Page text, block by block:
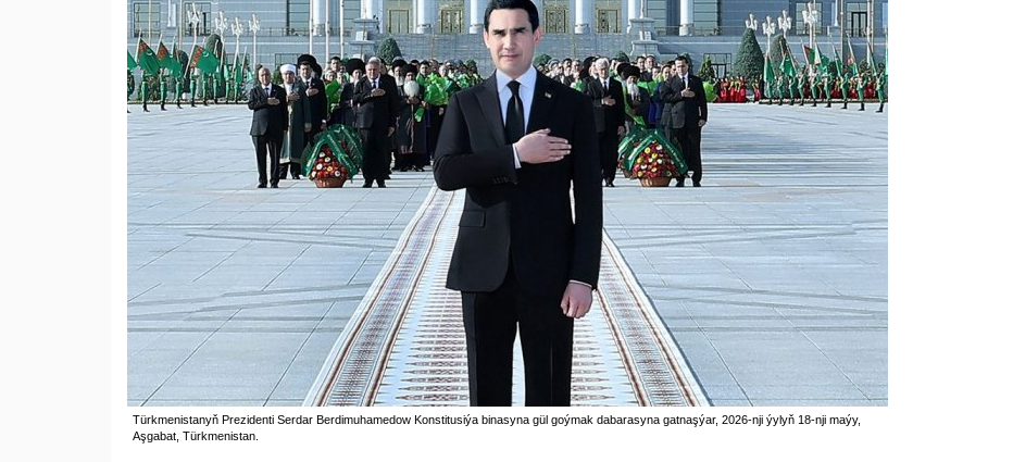
Türkmenistanyň Prezidenti Serdar Berdimuhamedow Konstitusiýa binasyna gül goýmak dabarasyna gatnaşýar, 2026-nji ýylyň 18-nji maýy,
Aşgabat, Türkmenistan.